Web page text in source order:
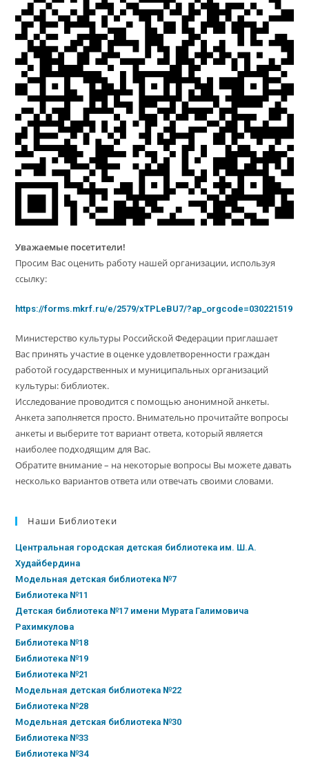
Уважаемые посетители!
Просим Вас оценить работу нашей организации, используя
ссылку:
https://forms.mkrf.ru/e/2579/xTPLeBU7/?ap_orgcode=030221519
Министерство культуры Российской Федерации приглашает
Вас принять участие в оценке удовлетворенности граждан
работой государственных и муниципальных организаций
культуры: библиотек.
Исследование проводится с помощью анонимной анкеты.
Анкета заполняется просто. Внимательно прочитайте вопросы
анкеты и выберите тот вариант ответа, который является
наиболее подходящим для Вас.
Обратите внимание – на некоторые вопросы Вы можете давать
несколько вариантов ответа или отвечать своими словами.
Наши Библиотеки
Центральная городская детская библиотека им. Ш.А.
Худайбердина
Модельная детская библиотека №7
Библиотека №11
Детская библиотека №17 имени Мурата Галимовича
Рахимкулова
Библиотека №18
Библиотека №19
Библиотека №21
Модельная детская библиотека №22
Библиотека №28
Модельная детская библиотека №30
Библиотека №33
Библиотека №34